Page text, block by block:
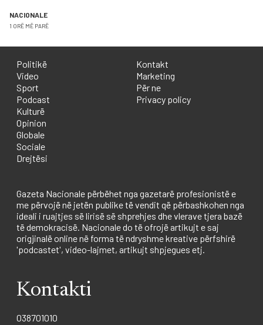
NACIONALE
1 ORË MË PARË
Politikë
Video
Sport
Podcast
Kulturë
Opinion
Globale
Sociale
Drejtësi
Kontakt
Marketing
Për ne
Privacy policy
Gazeta Nacionale përbëhet nga gazetarë profesionistë e
me përvojë në jetën publike të vendit që përbashkohen nga
ideali i ruajtjes së lirisë së shprehjes dhe vlerave tjera bazë
të demokracisë. Nacionale do të ofrojë artikujt e saj
origjinalë online në forma të ndryshme kreative përfshirë
'podcastet', video-lajmet, artikujt shpjegues etj.
Kontakti
038701010